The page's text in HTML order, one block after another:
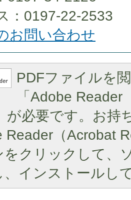
：0197-22-2533
お問い合わせ
PDFファイルを
「Adobe Reader
が必要です。お持
Reader（Acrobat
をクリックして、
、インストールし